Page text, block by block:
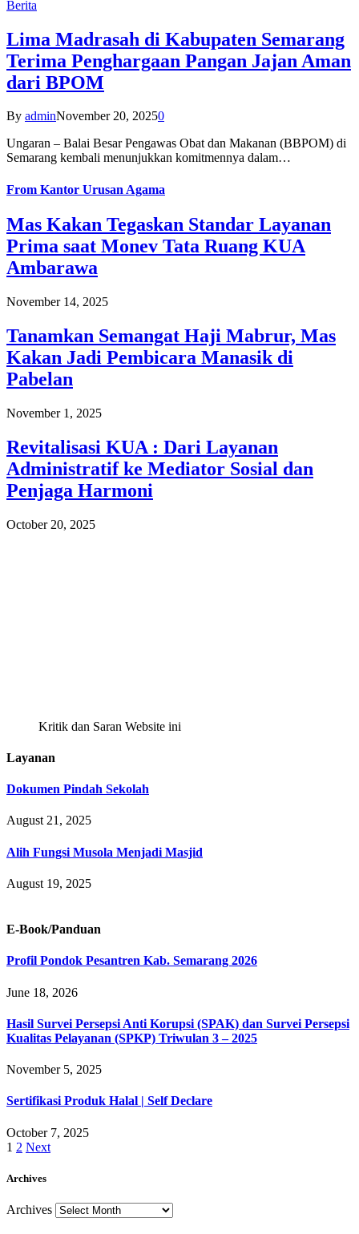
Berita
Lima Madrasah di Kabupaten Semarang
Terima Penghargaan Pangan Jajan Aman
dari BPOM
By adminNovember 20, 20250
Ungaran – Balai Besar Pengawas Obat dan Makanan (BBPOM) di
Semarang kembali menunjukkan komitmennya dalam…
From Kantor Urusan Agama
Mas Kakan Tegaskan Standar Layanan
Prima saat Monev Tata Ruang KUA
Ambarawa
November 14, 2025
Tanamkan Semangat Haji Mabrur, Mas
Kakan Jadi Pembicara Manasik di
Pabelan
November 1, 2025
Revitalisasi KUA : Dari Layanan
Administratif ke Mediator Sosial dan
Penjaga Harmoni
October 20, 2025
Kritik dan Saran Website ini
Layanan
Dokumen Pindah Sekolah
August 21, 2025
Alih Fungsi Musola Menjadi Masjid
August 19, 2025
E-Book/Panduan
Profil Pondok Pesantren Kab. Semarang 2026
June 18, 2026
Hasil Survei Persepsi Anti Korupsi (SPAK) dan Survei Persepsi
Kualitas Pelayanan (SPKP) Triwulan 3 – 2025
November 5, 2025
Sertifikasi Produk Halal | Self Declare
October 7, 2025
1 2 Next
Archives
Archives